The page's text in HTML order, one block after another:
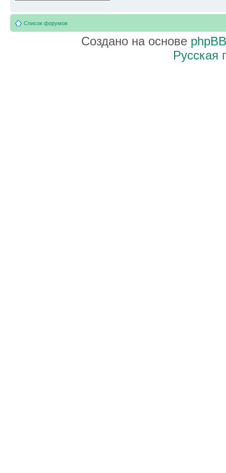
Список форумов
Создано на основе phpBB
Русская